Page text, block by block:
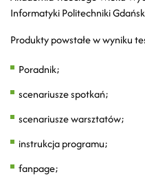
Informatyki Politechniki
Produkty powstałe w wyniku
Poradnik;
scenariusze spotkań;
scenariusze warsztatów;
instrukcja programu;
fanpage;